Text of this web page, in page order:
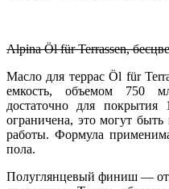
Alpina Öl für Terrassen,
Масло для террас Öl für
емкость, объемом 750
достаточно для
ограничена, это могут
работы. Формула
пола.
Полуглянцевый финиш —